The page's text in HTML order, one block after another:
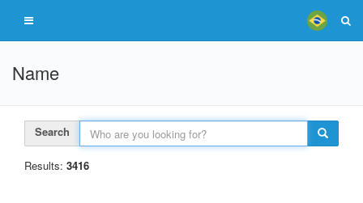
Name
Search
Results: 3416